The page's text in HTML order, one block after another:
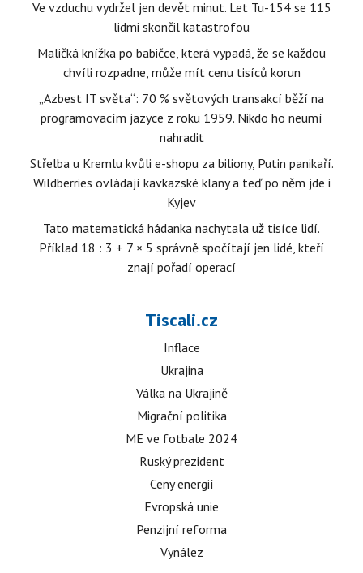
Ve vzduchu vydržel jen devět minut. Let Tu-154 se 115
lidmi skončil katastrofou
Maličká knížka po babičce, která vypadá, že se každou
chvíli rozpadne, může mít cenu tisíců korun
„Azbest IT světa“: 70 % světových transakcí běží na
programovacím jazyce z roku 1959. Nikdo ho neumí
nahradit
Střelba u Kremlu kvůli e-shopu za biliony, Putin panikaří.
Wildberries ovládají kavkazské klany a teď po něm jde i
Kyjev
Tato matematická hádanka nachytala už tisíce lidí.
Příklad 18 : 3 + 7 × 5 správně spočítají jen lidé, kteří
znají pořadí operací
Tiscali.cz
Inflace
Ukrajina
Válka na Ukrajině
Migrační politika
ME ve fotbale 2024
Ruský prezident
Ceny energií
Evropská unie
Penzijní reforma
Vynález